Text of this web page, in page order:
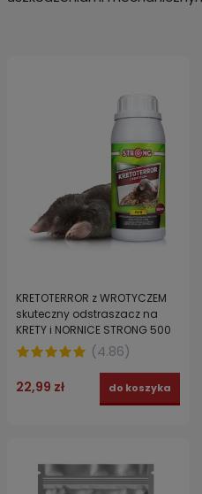
KRETOTERROR z WROTYCZEM
skuteczny odstraszacz na
KRETY i NORNICE STRONG 500
ml
(4.86)
22,99 zł do koszyka